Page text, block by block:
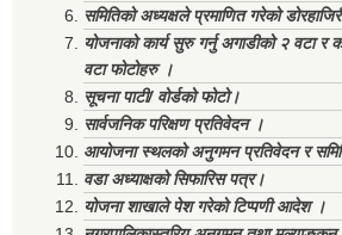
समितिको अध्यक्षले प्रमाणित गरेको
योजनाको कार्य सुरु गर्नु अगाडीको २ वटा र
वटा फोटोहरु ।
सूचना पाटी/ वोर्डको फोटो।
सार्वजनिक परिक्षण प्रतिवेदन ।
आयोजना स्थलको अनुगमन प्रतिवेदन र
वडा अध्याक्षको सिफारिस पत्र।
योजना शाखाले पेश गरेको टिप्पणी आदेश ।